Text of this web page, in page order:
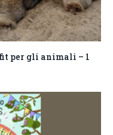
per gli animali – 1